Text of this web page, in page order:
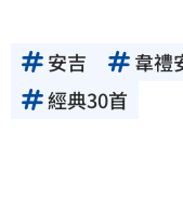
安吉 韋禮
經典30首